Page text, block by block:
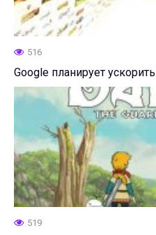
516
Google планирует
519